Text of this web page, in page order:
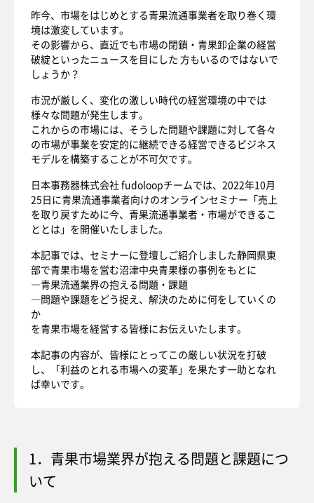
昨今、市場をはじめとする青果流通事業者を取り巻く環
境は激変しています。
その影響から、直近でも市場の閉鎖・青果卸企業の経営
破綻といったニュースを目にした 方もいるのではないで
しょうか？
市況が厳しく、変化の激しい時代の経営環境の中では
様々な問題が発生します。
これからの市場には、そうした問題や課題に対して各々
の市場が事業を安定的に継続できる経営できるビジネス
モデルを構築することが不可欠です。
日本事務器株式会社 fudoloopチームでは、2022年10月
25日に青果流通事業者向けのオンラインセミナー「売上
を取り戻すために今、青果流通事業者・市場ができるこ
ととは」を開催いたしました。
本記事では、セミナーに登壇しご紹介しました静岡県東
部で青果市場を営む沼津中央青果様の事例をもとに
―青果流通業界の抱える問題・課題
―問題や課題をどう捉え、解決のために何をしていくの
か
を青果市場を経営する皆様にお伝えいたします。
本記事の内容が、皆様にとってこの厳しい状況を打破
し、「利益のとれる市場への変革」を果たす一助となれ
ば幸いです。
1．青果市場業界が抱える問題と課題につ
いて